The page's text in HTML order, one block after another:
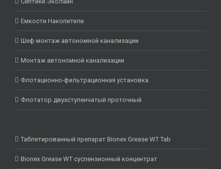
Емкости Накопители
Шеф монтаж автономной канализации
Монтаж автономной канализации
Флотационно-фильтрационная установка
Флотатор двухступенчатый проточный
Таблетированный препарат Bionex Grease WT Tab
Bionex Grease WT суспензионный концентрат